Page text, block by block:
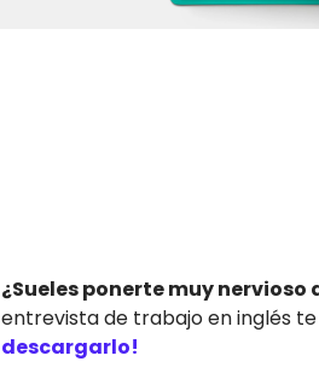
¿Sueles ponerte muy
entrevista de trabajo en inglés
descargarlo!